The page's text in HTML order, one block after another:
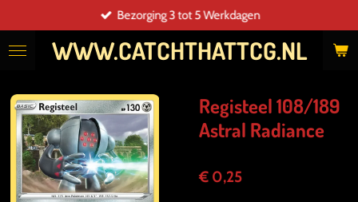
direct
naar
WWW.CATCHTHATTCG.NL
Bezorging 3 tot 5 Werkdagen
Registeel 108/189
Astral Radiance
€ 0,25